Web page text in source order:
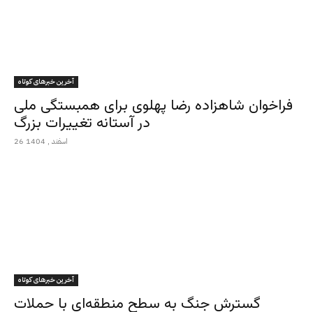
آخرین خبرهای کوتاه
فراخوان شاهزاده رضا پهلوی برای همبستگی ملی
در آستانه تغییرات بزرگ
26 اسفند , 1404
آخرین خبرهای کوتاه
گسترش جنگ به سطح منطقه‌ای با حملات